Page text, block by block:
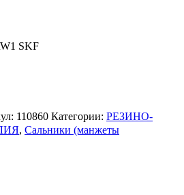
SKF
110860 Категории: РЕЗИНО-
, Сальники (манжеты